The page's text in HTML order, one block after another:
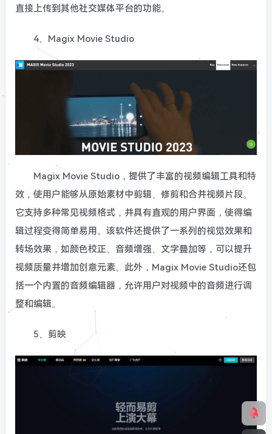
直接上传到其他社交媒体平台的功能。
4、Magix Movie Studio
Magix Movie Studio，提供了丰富的视频编辑工具和特
效，使用户能够从原始素材中剪辑、修剪和合并视频片段。
它支持多种常见视频格式，并具有直观的用户界面，使得编
辑过程变得简单易用。该软件还提供了一系列的视觉效果和
转场效果，如颜色校正、音频增强、文字叠加等，可以提升
视频质量并增加创意元素。此外，Magix Movie Studio还包
括一个内置的音频编辑器，允许用户对视频中的音频进行调
整和编辑。
5、剪映